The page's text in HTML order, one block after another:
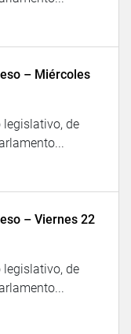
– Miércoles
de
– Viernes 22
de